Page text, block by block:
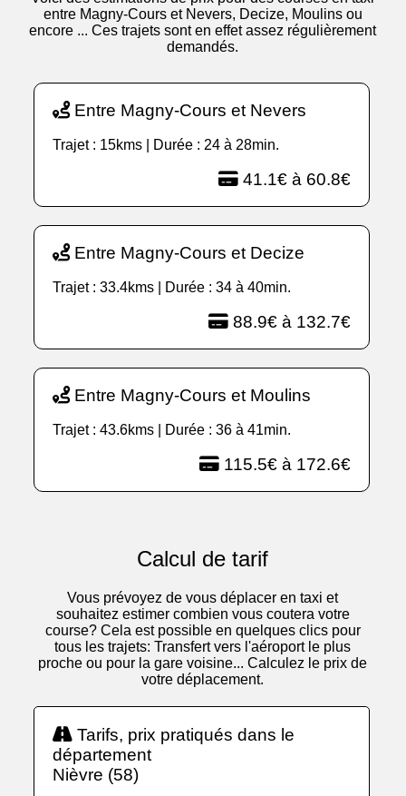
entre Magny-Cours et Nevers, Decize, Moulins ou
encore ... Ces trajets sont en effet assez régulièrement
demandés.
Entre Magny-Cours et Nevers
Trajet : 15kms | Durée : 24 à 28min.
41.1€ à 60.8€
Entre Magny-Cours et Decize
Trajet : 33.4kms | Durée : 34 à 40min.
88.9€ à 132.7€
Entre Magny-Cours et Moulins
Trajet : 43.6kms | Durée : 36 à 41min.
115.5€ à 172.6€
Calcul de tarif
Vous prévoyez de vous déplacer en taxi et
souhaitez estimer combien vous coutera votre
course? Cela est possible en quelques clics pour
tous les trajets: Transfert vers l'aéroport le plus
proche ou pour la gare voisine... Calculez le prix de
votre déplacement.
Tarifs, prix pratiqués dans le
département
Nièvre (58)